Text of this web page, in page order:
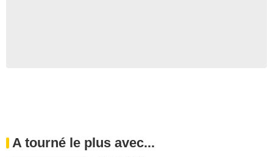
A tourné le plus avec...